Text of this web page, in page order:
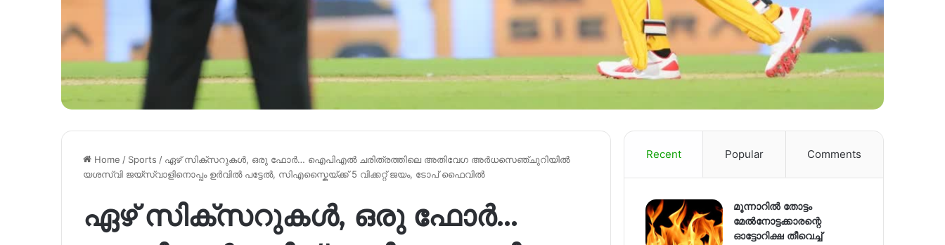
Home / Sports / ഏഴ് സിക്സറുകൾ, ഒരു ഫോർ… ഐപിഎൽ ചരിത്രത്തിലെ അതിവേഗ അർധസെഞ്ചുറിയിൽ
യശസ്വി ജയ്‌സ്വാളിനൊപ്പം ഉർവിൽ പട്ടേൽ, സിഎസ്കൈയ്ക്ക് 5 വിക്കറ്റ് ജയം, ടോപ് ഫൈവിൽ
ഏഴ് സിക്സറുകൾ, ഒരു ഫോർ…
Recent Popular Comments
മൂന്നാറിൽ തോട്ടം
മേൽനോട്ടക്കാരന്റെ
ഓട്ടോറിക്ഷ തീവെച്ച്